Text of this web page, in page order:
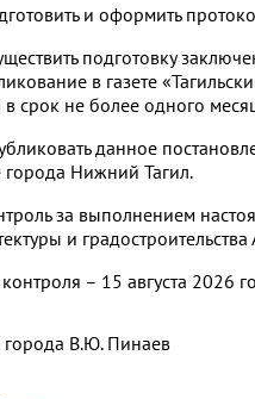
и оформить
подготовку
в газете
в срок не более одного
данное
города Нижний Тагил.
за выполнением
и
– 15 августа 2026
города В.Ю. Пинаев